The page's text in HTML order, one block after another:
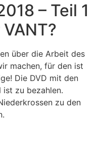
– Teil 1
über die Arbeit des
machen, für den ist
Die DVD mit den
ist zu bezahlen.
zu den